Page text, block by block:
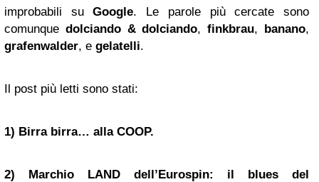
improbabili suGoogle. Le parole più cercate sono
comunque dolciando & dolciando,finkbrau, banano,
grafenwalder, e gelatelli.
Il post più letti sono stati:
1) Birrabirra… alla COOP.
2) Marchio LAND dell’Eurospin: il blues del